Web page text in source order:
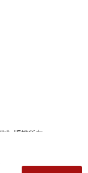
》版權所有
Reserved